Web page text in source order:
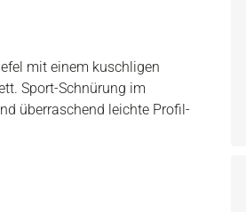
mit einem kuschligen
Sport-Schnürung im
überraschend leichte Profil-